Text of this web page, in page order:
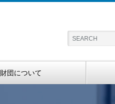
財団について